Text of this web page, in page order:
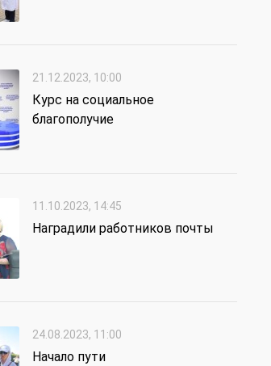
21.12.2023, 10:00
Курс на социальное
благополучие
11.10.2023, 14:45
Наградили работников почты
24.08.2023, 11:00
Начало пути